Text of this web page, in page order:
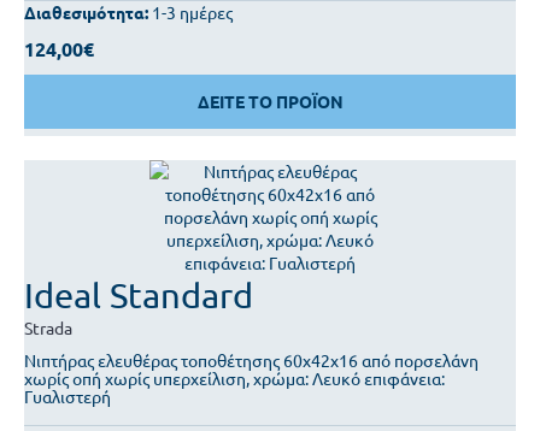
Διαθεσιμότητα: 1-3 ημέρες
124,00€
ΔΕΙΤΕ ΤΟ ΠΡΟΪΟΝ
Ideal Standard
Strada
Νιπτήρας ελευθέρας τοποθέτησης 60x42x16 από πορσελάνη
χωρίς οπή χωρίς υπερχείλιση, χρώμα: Λευκό επιφάνεια:
Γυαλιστερή